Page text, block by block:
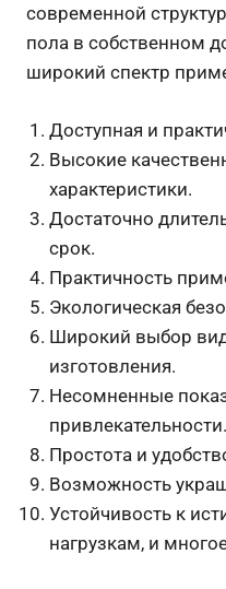
современной
пола в собственном
широкий спектр
Доступная и
Высокие
характеристики.
Достаточно
срок.
Практичность
Экологическая
Широкий выбор
изготовления.
Несомненные
привлекательности.
Простота и
Возможность
Устойчивость к
нагрузкам, и